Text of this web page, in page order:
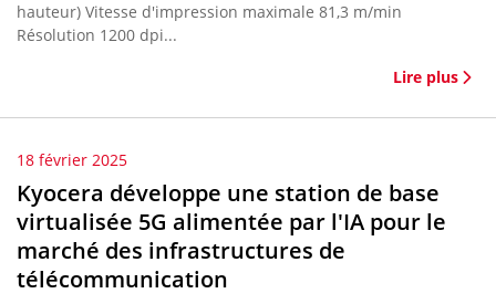
hauteur) Vitesse d'impression maximale 81,3 m/min
Résolution 1200 dpi...
Lire plus
18 février 2025
Kyocera développe une station de base
virtualisée 5G alimentée par l'IA pour le
marché des infrastructures de
télécommunication